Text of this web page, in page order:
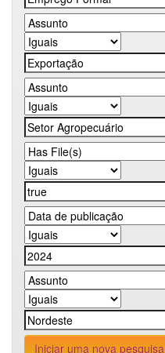
Iniciar uma nova pesquisa